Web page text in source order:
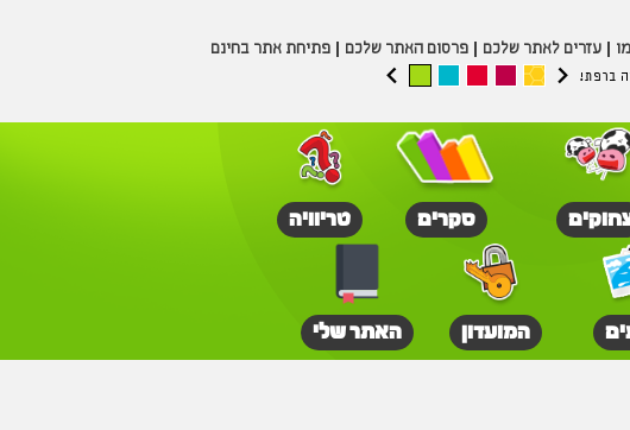
עזרים לאתר שלכם פרסום האתר שלכם פתיחת אתר בחינם
ברפת!
סקרים טריוויה
המועדון האתר שלי